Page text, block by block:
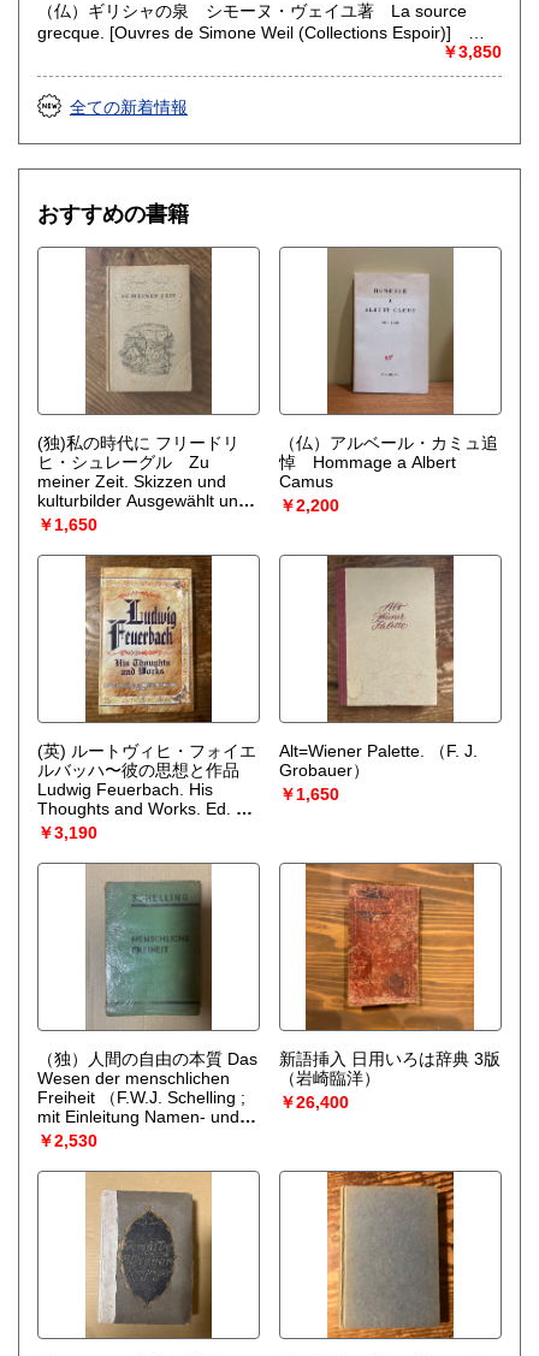
（仏）ギリシャの泉 シモーヌ・ヴェイユ著 La source
grecque. [Ouvres de Simone Weil (Collections Espoir)]
￥3,850
全ての新着情報
おすすめの書籍
(独)私の時代に フリードリ
ヒ・シュレーグル Zu
meiner Zeit. Skizzen und
kulturbilder Ausgewählt und
eingeleitet von Eduard
Frank.
￥1,650
（仏）アルベール・カミュ追
悼 Hommage a Albert
Camus
￥2,200
(英) ルートヴィヒ・フォイエ
ルバッハ〜彼の思想と作品
Ludwig Feuerbach. His
Thoughts and Works. Ed. by
Subrata Mukherjee and
Sushila Ramaswamy.
[World's Greatest Social
Thinkers - 9] （Subrata
Mukherjee and Sushila
Ramaswamy (ed.)）
￥3,190
Alt=Wiener Palette.
（F. J.
Grobauer）
￥1,650
（独）人間の自由の本質 Das
Wesen der menschlichen
Freiheit
（F.W.J. Schelling ;
mit Einleitung Namen- und
Sachregister neu
herausgegeben von
Christian Herrmann）
￥2,530
新語挿入 日用いろは辞典 3版
（岩崎臨洋）
￥26,400